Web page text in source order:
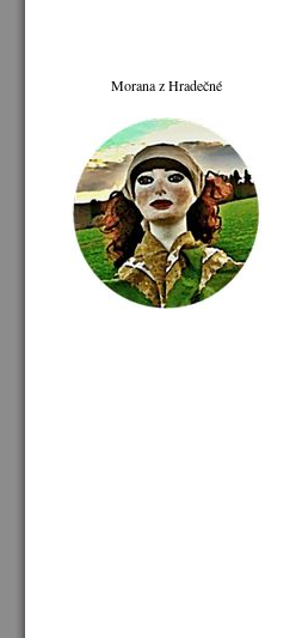
Morana z Hradečné